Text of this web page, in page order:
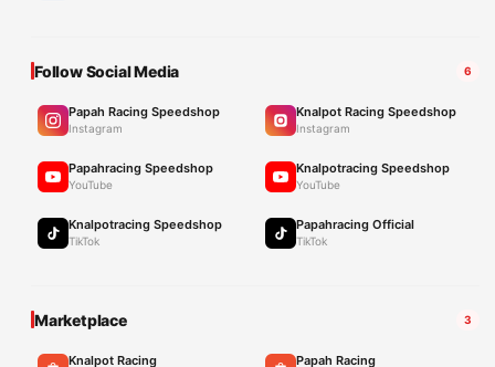
Follow Social Media 6
Papah Racing Speedshop
Instagram
Knalpot Racing Speedshop
Instagram
Papahracing Speedshop
YouTube
Knalpotracing Speedshop
YouTube
Knalpotracing Speedshop
TikTok
Papahracing Official
TikTok
Marketplace 3
Knalpot Racing Papah Racing